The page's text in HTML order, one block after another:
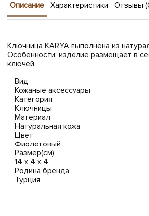
Описание Характеристики Отзывы
Ключница KARYA выполнена из
Особенности: изделие размещает в
ключей.
Вид
Кожаные аксессуары
Категория
Ключницы
Материал
Натуральная кожа
Цвет
Фиолетовый
Размер(см)
14 x 4 х 4
Родина бренда
Турция